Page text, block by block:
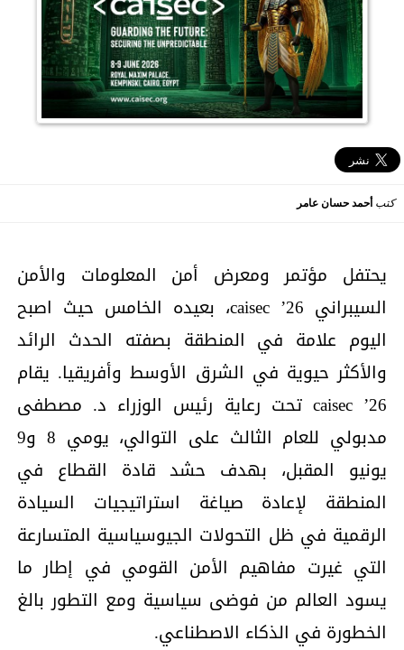
كتبأحمد حسان عامر
يحتفل مؤتمر ومعرض أمن المعلومات والأمن
السيبراني caisec ’26، بعيده الخامس حيث اصبح
اليوم علامة في المنطقة بصفته الحدث الرائد
والأكثر حيوية في الشرق الأوسط وأفريقيا. يقام
caisec ’26 تحت رعاية رئيس الوزراء د. مصطفى
مدبولي للعام الثالث على التوالي، يومي 8 و9
يونيو المقبل، بهدف حشد قادة القطاع في
المنطقة لإعادة صياغة استراتيجيات السيادة
الرقمية في ظل التحولات الجيوسياسية المتسارعة
التي غيرت مفاهيم الأمن القومي في إطار ما
يسود العالم من فوضى سياسية ومع التطور بالغ
الخطورة في الذكاء الاصطناعي.